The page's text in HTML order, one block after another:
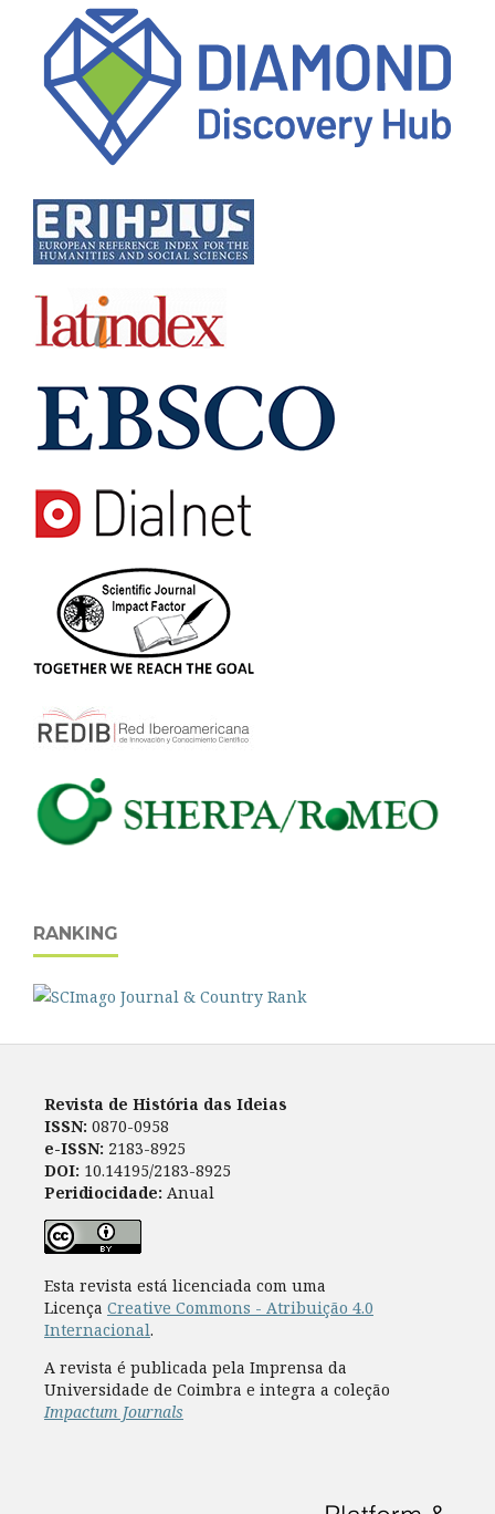
RANKING
Revista de História das Ideias
ISSN: 0870-0958
e-ISSN: 2183-8925
DOI: 10.14195/2183-8925
Peridiocidade: Anual
Esta revista está licenciada com uma
Licença Creative Commons - Atribuição 4.0
Internacional.
A revista é publicada pela Imprensa da
Universidade de Coimbra e integra a coleção
Impactum Journals